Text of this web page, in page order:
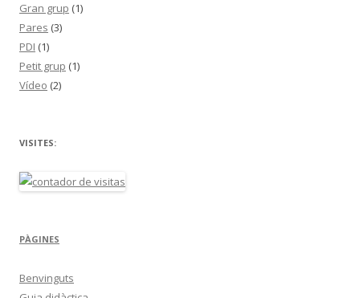
Gran grup (1)
Pares (3)
PDI (1)
Petit grup (1)
Vídeo (2)
VISITES:
PÀGINES
Benvinguts